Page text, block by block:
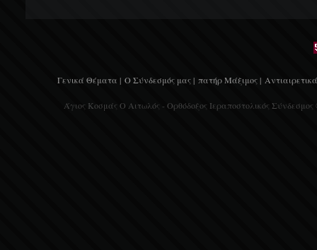
Γενικά Θέματα | Ο Σύνδεσμός μας | πατήρ Μάξιμος |
Άγιος Κοσμάς Ο Αιτωλός - Ορθόδοξος Ιεραποστολικός